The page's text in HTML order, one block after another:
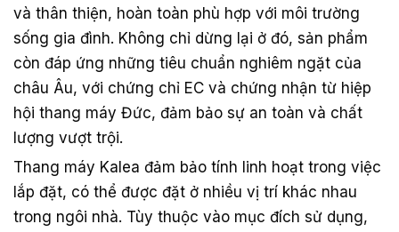
và thân thiện, hoàn toàn phù hợp với môi trường
sống gia đình. Không chỉ dừng lại ở đó, sản phẩm
còn đáp ứng những tiêu chuẩn nghiêm ngặt của
châu Âu, với chứng chỉ EC và chứng nhận từ hiệp
hội thang máy Đức, đảm bảo sự an toàn và chất
lượng vượt trội.
Thang máy Kalea đảm bảo tính linh hoạt trong việc
lắp đặt, có thể được đặt ở nhiều vị trí khác nhau
trong ngôi nhà. Tùy thuộc vào mục đích sử dụng,